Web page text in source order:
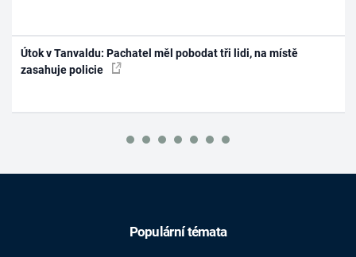
Útok v Tanvaldu: Pachatel měl pobodat tři lidi, na místě
zasahuje policie
Populární témata